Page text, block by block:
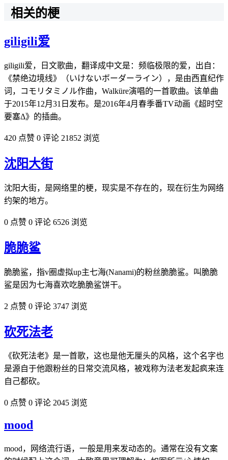
相关的梗
giligili爱
giligili爱，日文歌曲，翻译成中文是：频临极限的爱，出自：
《禁绝边境线》（いけないボーダーライン），是由西直纪作
词，コモリタミノル作曲，Walküre演唱的一首歌曲。该单曲
于2015年12月31日发布。是2016年4月春季番TV动画《超时空
要塞Δ》的插曲。
420 点赞 0 评论 21852 浏览
沈阳大街
沈阳大街，是网络里的梗，现实是不存在的，现在衍生为网络
约架的地方。
0 点赞 0 评论 6526 浏览
脆脆鲨
脆脆鲨，指v圈虚拟up主七海(Nanami)的粉丝脆脆鲨。叫脆脆
鲨是因为七海喜欢吃脆脆鲨饼干。
2 点赞 0 评论 3747 浏览
砍死法老
《砍死法老》是一首歌，这也是他无厘头的风格，这个名字也
是源自于他跟粉丝的日常交流风格，被戏称为法老发起疯来连
自己都砍。
0 点赞 0 评论 2045 浏览
mood
mood，网络流行语，一般是用来发动态的。通常在没有文案